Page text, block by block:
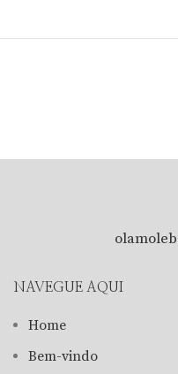
NAVEGUE AQUI
Home
Bem-vindo